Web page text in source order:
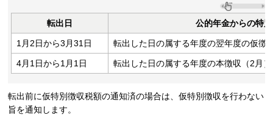
転出日 公的年金からの特
1月2日から3月31日 転出した日の属する年度の翌年度の仮徴
4月1日から1月1日 転出した日の属する年度の本徴収（2月
転出前に仮特別徴収税額の通知済の場合は、仮特別徴収を行わない
旨を通知します。